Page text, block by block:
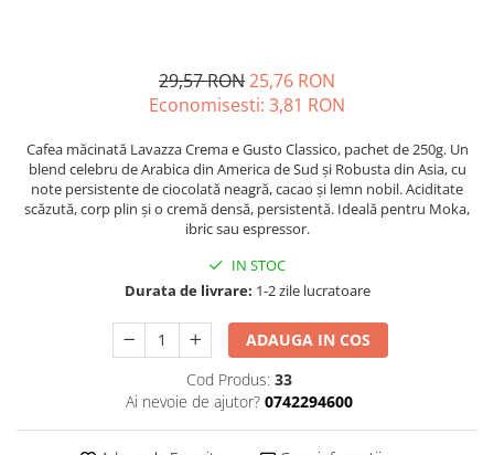
29,57 RON25,76 RON
Economisesti: 3,81 RON
Cafea măcinată Lavazza Crema e Gusto Classico, pachet de 250g. Un
blend celebru de Arabica din America de Sud și Robusta din Asia, cu
note persistente de ciocolată neagră, cacao și lemn nobil. Aciditate
scăzută, corp plin și o cremă densă, persistentă. Ideală pentru Moka,
ibric sau espressor.
IN STOC
Durata de livrare: 1-2 zile lucratoare
ADAUGA IN COS
Cod Produs: 33
Ai nevoie de ajutor? 0742294600